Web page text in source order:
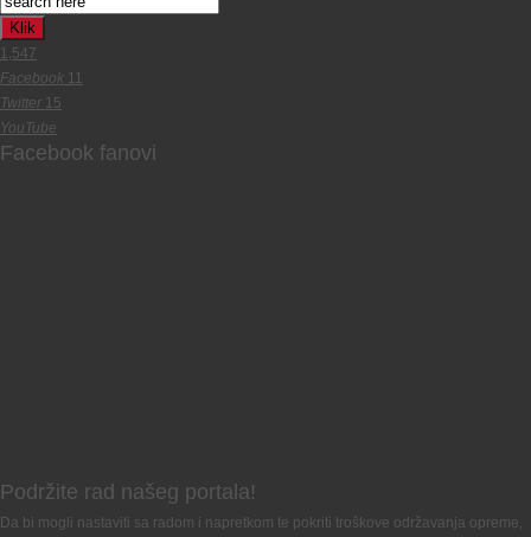
Klik
1,547
Facebook 11
Twitter 15
YouTube
Facebook fanovi
Podržite rad našeg portala!
Da bi mogli nastaviti sa radom i napretkom te pokriti troškove održavanja opreme,